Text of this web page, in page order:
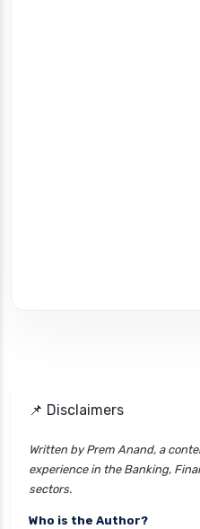
📌 Disclaimers
Written by Prem Anand, a
experience in the Banking,
sectors.
Who is the Author?